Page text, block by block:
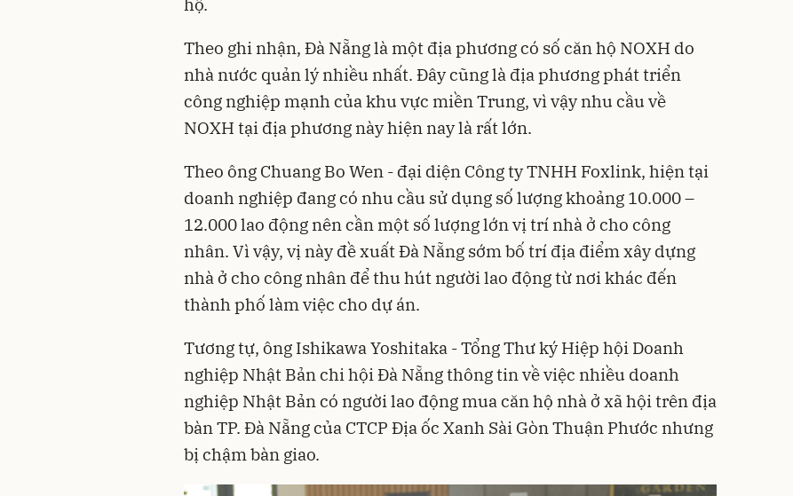
Theo ghi nhận, Đà Nẵng là một địa phương có số căn hộ NOXH do
nhà nước quản lý nhiều nhất. Đây cũng là địa phương phát triển
công nghiệp mạnh của khu vực miền Trung, vì vậy nhu cầu về
NOXH tại địa phương này hiện nay là rất lớn.
Theo ông Chuang Bo Wen - đại diện Công ty TNHH Foxlink, hiện tại
doanh nghiệp đang có nhu cầu sử dụng số lượng khoảng 10.000 –
12.000 lao động nên cần một số lượng lớn vị trí nhà ở cho công
nhân. Vì vậy, vị này đề xuất Đà Nẵng sớm bố trí địa điểm xây dựng
nhà ở cho công nhân để thu hút người lao động từ nơi khác đến
thành phố làm việc cho dự án.
Tương tự, ông Ishikawa Yoshitaka - Tổng Thư ký Hiệp hội Doanh
nghiệp Nhật Bản chi hội Đà Nẵng thông tin về việc nhiều doanh
nghiệp Nhật Bản có người lao động mua căn hộ nhà ở xã hội trên địa
bàn TP. Đà Nẵng của CTCP Địa ốc Xanh Sài Gòn Thuận Phước nhưng
bị chậm bàn giao.